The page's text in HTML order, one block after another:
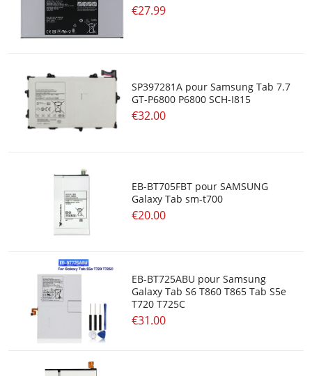
€27.99
SP397281A pour Samsung Tab 7.7
GT-P6800 P6800 SCH-I815
€32.00
EB-BT705FBT pour SAMSUNG
Galaxy Tab sm-t700
€20.00
EB-BT725ABU pour Samsung
Galaxy Tab S6 T860 T865 Tab S5e
T720 T725C
€31.00